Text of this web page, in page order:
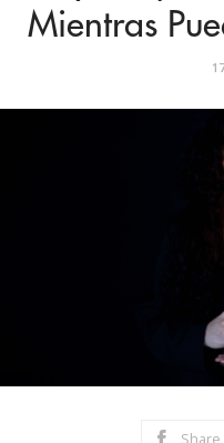
Mientras
Share